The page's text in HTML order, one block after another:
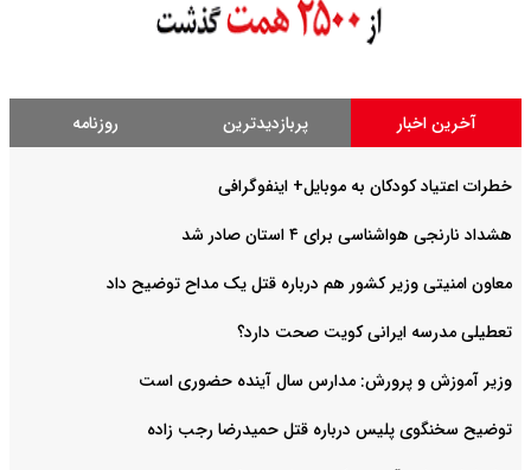
آخرین اخبار پربازدیدترین روزنامه
خطرات اعتیاد کودکان به موبایل+ اینفوگرافی
هشداد نارنجی هواشناسی برای ۴ استان صادر شد
معاون امنیتی وزیر کشور هم درباره قتل یک مداح توضیح داد
تعطیلی مدرسه ایرانی کویت صحت دارد؟
وزیر آموزش و پرورش: مدارس سال آینده حضوری است
توضیح سخنگوی پلیس درباره قتل حمیدرضا رجب زاده